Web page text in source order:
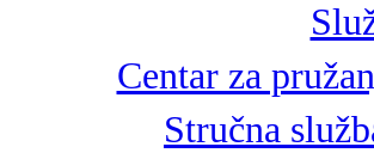
Centar za
Stručna